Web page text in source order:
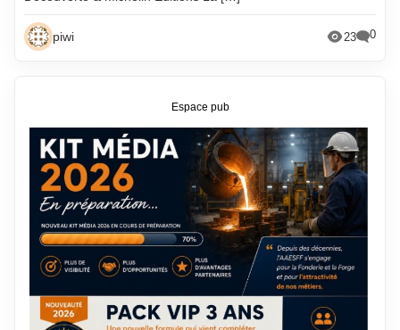
piwi 23 0
Espace pub